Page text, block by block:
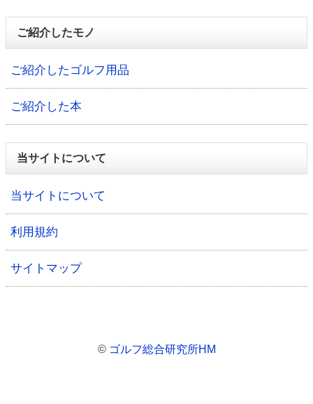
ご紹介したモノ
ご紹介したゴルフ用品
ご紹介した本
当サイトについて
当サイトについて
利用規約
サイトマップ
© ゴルフ総合研究所HM